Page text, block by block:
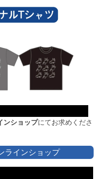
ンショップにてお求めくださ
ラインショップ